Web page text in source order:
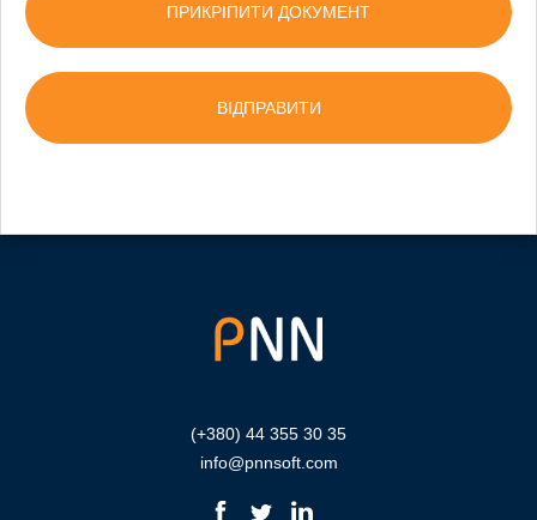
ПРИКРІПИТИ ДОКУМЕНТ
(+380) 44 355 30 35
info@pnnsoft.com